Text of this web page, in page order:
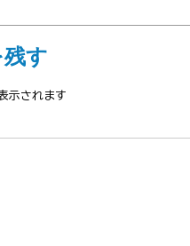
す
示されます